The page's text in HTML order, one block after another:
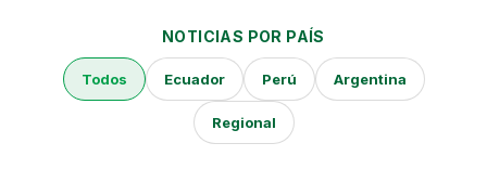
PROYECTOS
NOTICIAS POR PAÍS
Todos Ecuador Perú Argentina
Regional